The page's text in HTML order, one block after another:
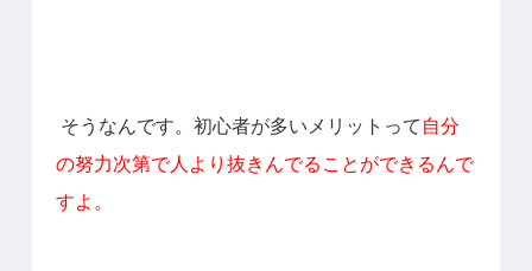
そうなんです。初心者が多いメリットって自分
の努力次第で人より抜きんでることができるんで
すよ。